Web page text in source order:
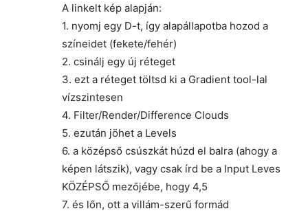
A linkelt kép alapján:
1. nyomj egy D-t, így alapállapotba hozod a
színeidet (fekete/fehér)
2. csinálj egy új réteget
3. ezt a réteget töltsd ki a Gradient tool-lal
vízszintesen
4. Filter/Render/Difference Clouds
5. ezután jöhet a Levels
6. a középső csúszkát húzd el balra (ahogy a
képen látszik), vagy csak írd be a Input Leves
KÖZÉPSŐ mezőjébe, hogy 4,5
7. és lőn, ott a villám-szerű formád